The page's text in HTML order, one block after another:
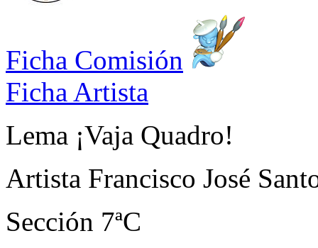
Ficha Comisión
Ficha Artista
Lema ¡Vaja Quadro!
Artista Francisco José
Sección 7ªC